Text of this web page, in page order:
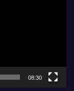
08:30